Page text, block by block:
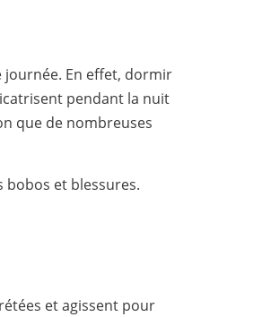
journée. En effet, dormir
pendant la nuit
que de nombreuses
et blessures.
et agissent pour